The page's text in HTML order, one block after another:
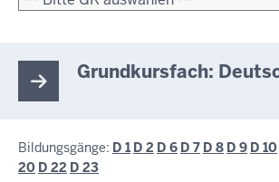
Grundkursfach:
Bildungsgänge: D 1 D 2 D 6 D 7 D 8 D 9 D 10
20 D 22 D 23